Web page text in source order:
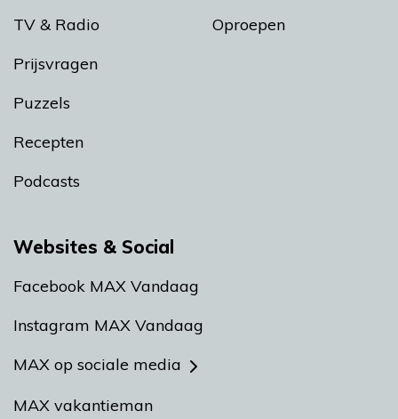
TV & Radio
Prijsvragen
Puzzels
Recepten
Podcasts
Oproepen
Websites & Social
Facebook MAX Vandaag
Instagram MAX Vandaag
MAX op sociale media
MAX vakantieman